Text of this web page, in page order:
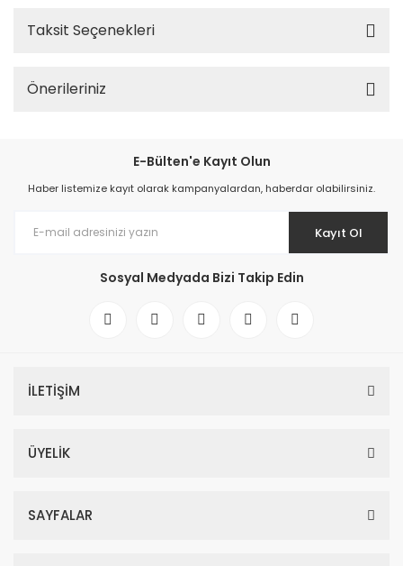
Taksit Seçenekleri
Önerileriniz
E-Bülten'e Kayıt Olun
Haber listemize kayıt olarak kampanyalardan, haberdar olabilirsiniz.
Kayıt Ol
Sosyal Medyada Bizi Takip Edin
İLETİŞİM
ÜYELİK
SAYFALAR